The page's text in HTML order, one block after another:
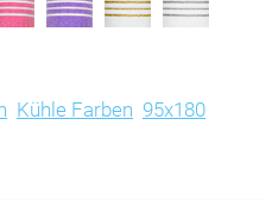
Kühle Farben 95x180